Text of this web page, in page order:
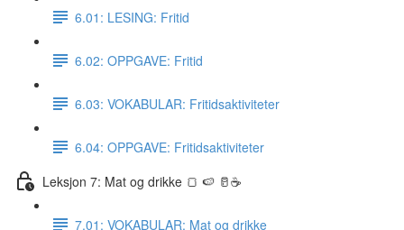
6.01: LESING: Fritid
6.02: OPPGAVE: Fritid
6.03: VOKABULAR: Fritidsaktiviteter
6.04: OPPGAVE: Fritidsaktiviteter
Leksjon 7: Mat og drikke 🍞 🍉 🥛☕️
7.01: VOKABULAR: Mat og drikke